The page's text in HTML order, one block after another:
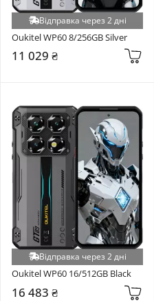
Відправка через 2 дні
Oukitel WP60 8/256GB Silver
11 029 ₴
Відправка через 2 дні
Oukitel WP60 16/512GB Black
16 483 ₴